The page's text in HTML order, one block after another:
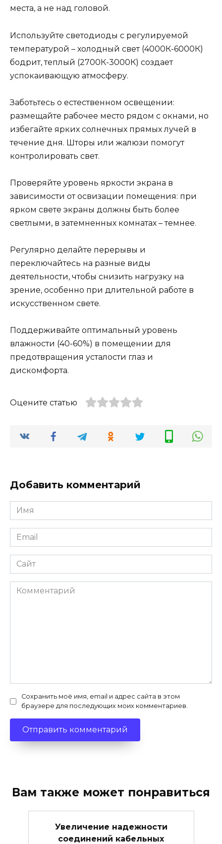
места, а не над головой.
Используйте светодиоды с регулируемой
температурой – холодный свет (4000К-6000К)
бодрит, теплый (2700К-3000К) создает
успокаивающую атмосферу.
Заботьтесь о естественном освещении:
размещайте рабочее место рядом с окнами, но
избегайте ярких солнечных прямых лучей в
течение дня. Шторы или жалюзи помогут
контролировать свет.
Проверяйте уровень яркости экрана в
зависимости от освизации помещения: при
ярком свете экраны должны быть более
светлыми, в затемненных комнатах – темнее.
Регулярно делайте перерывы и
переключайтесь на разные виды
деятельности, чтобы снизить нагрузку на
зрение, особенно при длительной работе в
искусственном свете.
Поддерживайте оптимальный уровень
влажности (40-60%) в помещении для
предотвращения усталости глаз и
дискомфорта.
Оцените статью
Добавить комментарий
Имя
*
Email
*
Сайт
Комментарий
Сохранить моё имя, email и адрес сайта в этом
браузере для последующих моих комментариев.
Вам также может понравиться
Увеличение надежности
соединений кабельных